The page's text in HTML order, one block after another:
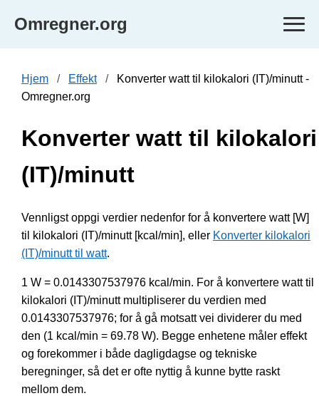
Omregner.org
Hjem Effekt
Konverter watt til kilokalori (IT)/minutt -
Omregner.org
Konverter watt til kilokalori
(IT)/minutt
Vennligst oppgi verdier nedenfor for å konvertere watt [W]
til kilokalori (IT)/minutt [kcal/min], eller Konverter kilokalori
(IT)/minutt til watt.
1 W = 0.0143307537976 kcal/min. For å konvertere watt til
kilokalori (IT)/minutt multipliserer du verdien med
0.0143307537976; for å gå motsatt vei dividerer du med
den (1 kcal/min = 69.78 W). Begge enhetene måler effekt
og forekommer i både dagligdagse og tekniske
beregninger, så det er ofte nyttig å kunne bytte raskt
mellom dem.